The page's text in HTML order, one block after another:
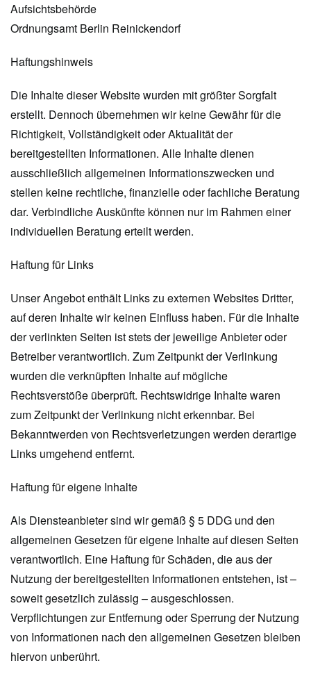
Aufsichtsbehörde
Ordnungsamt Berlin Reinickendorf
Haftungshinweis
Die Inhalte dieser Website wurden mit größter Sorgfalt
erstellt. Dennoch übernehmen wir keine Gewähr für die
Richtigkeit, Vollständigkeit oder Aktualität der
bereitgestellten Informationen. Alle Inhalte dienen
ausschließlich allgemeinen Informationszwecken und
stellen keine rechtliche, finanzielle oder fachliche Beratung
dar. Verbindliche Auskünfte können nur im Rahmen einer
individuellen Beratung erteilt werden.
Haftung für Links
Unser Angebot enthält Links zu externen Websites Dritter,
auf deren Inhalte wir keinen Einfluss haben. Für die Inhalte
der verlinkten Seiten ist stets der jeweilige Anbieter oder
Betreiber verantwortlich. Zum Zeitpunkt der Verlinkung
wurden die verknüpften Inhalte auf mögliche
Rechtsverstöße überprüft. Rechtswidrige Inhalte waren
zum Zeitpunkt der Verlinkung nicht erkennbar. Bei
Bekanntwerden von Rechtsverletzungen werden derartige
Links umgehend entfernt.
Haftung für eigene Inhalte
Als Diensteanbieter sind wir gemäß § 5 DDG und den
allgemeinen Gesetzen für eigene Inhalte auf diesen Seiten
verantwortlich. Eine Haftung für Schäden, die aus der
Nutzung der bereitgestellten Informationen entstehen, ist –
soweit gesetzlich zulässig – ausgeschlossen.
Verpflichtungen zur Entfernung oder Sperrung der Nutzung
von Informationen nach den allgemeinen Gesetzen bleiben
hiervon unberührt.